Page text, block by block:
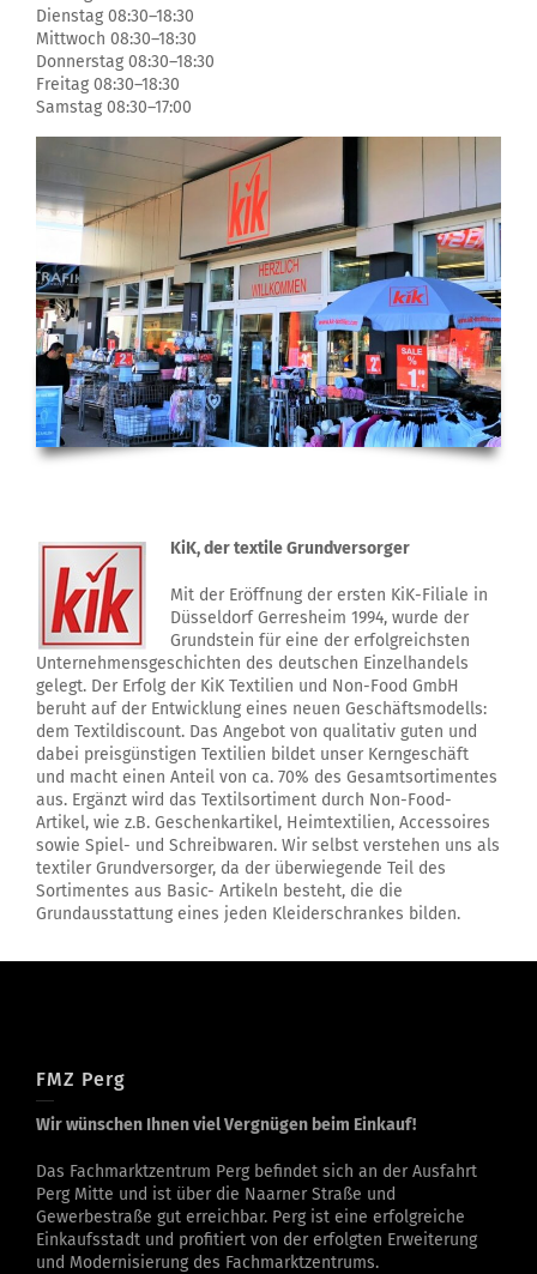
Dienstag 08:30–18:30
Mittwoch 08:30–18:30
Donnerstag 08:30–18:30
Freitag 08:30–18:30
Samstag 08:30–17:00
KiK, der textile Grundversorger
Mit der Eröffnung der ersten KiK-Filiale in
Düsseldorf Gerresheim 1994, wurde der
Grundstein für eine der erfolgreichsten
Unternehmensgeschichten des deutschen Einzelhandels
gelegt. Der Erfolg der KiK Textilien und Non-Food GmbH
beruht auf der Entwicklung eines neuen Geschäftsmodells:
dem Textildiscount. Das Angebot von qualitativ guten und
dabei preisgünstigen Textilien bildet unser Kerngeschäft
und macht einen Anteil von ca. 70% des Gesamtsortimentes
aus. Ergänzt wird das Textilsortiment durch Non-Food-
Artikel, wie z.B. Geschenkartikel, Heimtextilien, Accessoires
sowie Spiel- und Schreibwaren. Wir selbst verstehen uns als
textiler Grundversorger, da der überwiegende Teil des
Sortimentes aus Basic- Artikeln besteht, die die
Grundausstattung eines jeden Kleiderschrankes bilden.
FMZ Perg
Wir wünschen Ihnen viel Vergnügen beim Einkauf!
Das Fachmarktzentrum Perg befindet sich an der Ausfahrt
Perg Mitte und ist über die Naarner Straße und
Gewerbestraße gut erreichbar. Perg ist eine erfolgreiche
Einkaufsstadt und profitiert von der erfolgten Erweiterung
und Modernisierung des Fachmarktzentrums.